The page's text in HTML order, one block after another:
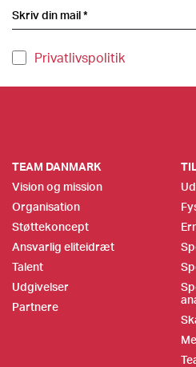
Privatlivspolitik
TEAM DANMARK
Vision og mission
Organisation
Støttekoncept
Ansvarlig eliteidræt
Talent
Udgivelser
Partnere